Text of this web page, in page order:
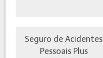
Seguro de Acidentes
Pessoais Plus